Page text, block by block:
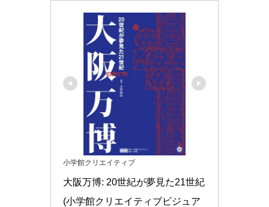
小学館クリエイティブ
大阪万博: 20世紀が夢見た21世紀
(小学館クリエイティブビジュア